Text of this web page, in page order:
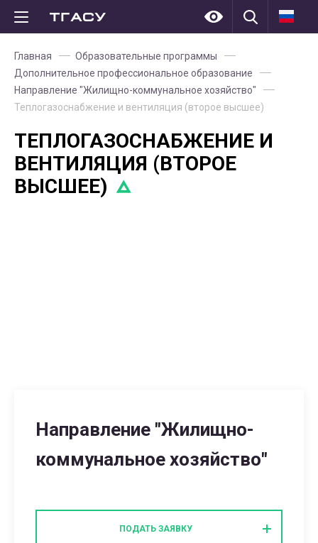
Главная
Образовательные программы
Дополнительное профессиональное образование
Направление "Жилищно-коммунальное хозяйство"
Теплогазоснабжение и вентиляция (второе высшее)
ТЕПЛОГАЗОСНАБЖЕНИЕ И
ВЕНТИЛЯЦИЯ (ВТОРОЕ
ВЫСШЕЕ)
Направление "Жилищно-
коммунальное хозяйство"
ПОДАТЬ ЗАЯВКУ